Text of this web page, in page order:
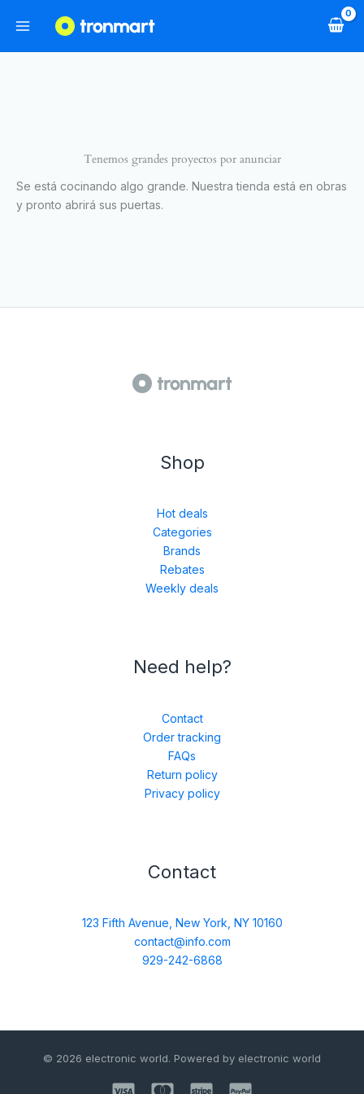
Tenemos grandes proyectos por anunciar
Se está cocinando algo grande. Nuestra tienda está en obras
y pronto abrirá sus puertas.
Shop
Hot deals
Categories
Brands
Rebates
Weekly deals
Need help?
Contact
Order tracking
FAQs
Return policy
Privacy policy
Contact
123 Fifth Avenue, New York, NY 10160
contact@info.com
929-242-6868
© 2026 electronic world. Powered by electronic world